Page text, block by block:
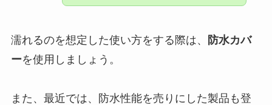
濡れるのを想定した使い方をする際は、
防水カバ
ーを使用しましょう。
また、最近では、防水性能を売りにした製品も登